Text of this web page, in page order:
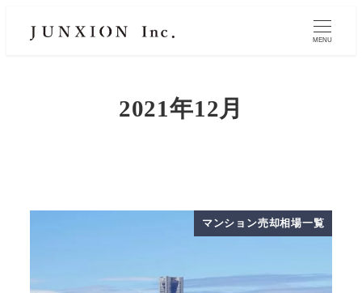
MENU
2021年12月
マンション売却相場一覧